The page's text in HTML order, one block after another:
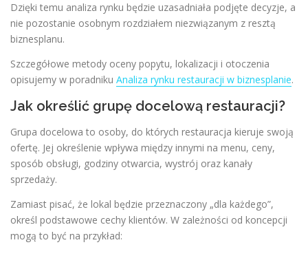
Dzięki temu analiza rynku będzie uzasadniała podjęte decyzje, a
nie pozostanie osobnym rozdziałem niezwiązanym z resztą
biznesplanu.
Szczegółowe metody oceny popytu, lokalizacji i otoczenia
opisujemy w poradniku Analiza rynku restauracji w biznesplanie.
Jak określić grupę docelową restauracji?
Grupa docelowa to osoby, do których restauracja kieruje swoją
ofertę. Jej określenie wpływa między innymi na menu, ceny,
sposób obsługi, godziny otwarcia, wystrój oraz kanały
sprzedaży.
Zamiast pisać, że lokal będzie przeznaczony „dla każdego”,
określ podstawowe cechy klientów. W zależności od koncepcji
mogą to być na przykład: